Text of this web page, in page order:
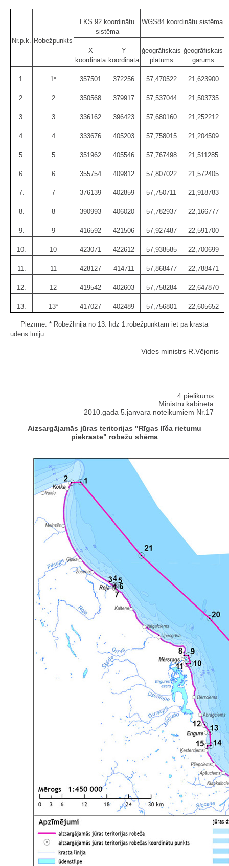
Nr.p.k. Robežpunkts
LKS 92 koordinātu
sistēma
WGS84 koordinātu sistēma
X
koordināta
Y
koordināta
ģeogrāfiskais
platums
ģeogrāfiskais
garums
1. 1* 357501 372256 57,470522 21,623900
2. 2 350568 379917 57,537044 21,503735
3. 3 336162 396423 57,680160 21,252212
4. 4 333676 405203 57,758015 21,204509
5. 5 351962 405546 57,767498 21,511285
6. 6 355754 409812 57,807022 21,572405
7. 7 376139 402859 57,750711 21,918783
8. 8 390993 406020 57,782937 22,166777
9. 9 416592 421506 57,927487 22,591700
10. 10 423071 422612 57,938585 22,700699
11. 11 428127 414711 57,868477 22,788471
12. 12 419542 402603 57,758284 22,647870
13. 13* 417027 402489 57,756801 22,605652
Piezīme. * Robežlīnija no 13. līdz 1.robežpunktam iet pa krasta
ūdens līniju.
Vides ministrs R.Vējonis
4.pielikums
Ministru kabineta
2010.gada 5.janvāra noteikumiem Nr.17
Aizsargājamās jūras teritorijas "Rīgas līča rietumu
piekraste" robežu shēma